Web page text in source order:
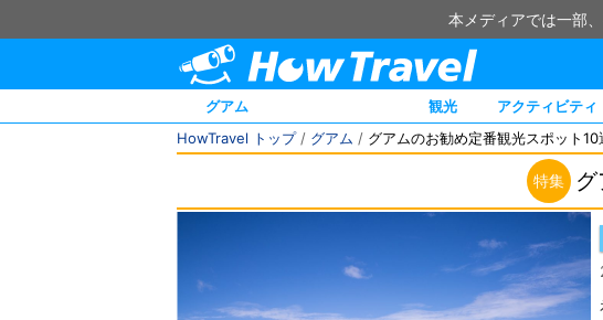
本メディアでは一部
グアム 観光 アクティビティ
HowTravel トップ/ グアム / グアムのお勧め定番観光スポット10
特集